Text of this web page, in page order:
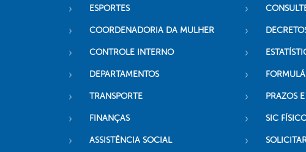
ESPORTES
COORDENADORIA DA MULHER
CONTROLE INTERNO
DEPARTAMENTOS
TRANSPORTE
FINANÇAS
ASSISTÊNCIA SOCIAL
PRAZOS
SIC